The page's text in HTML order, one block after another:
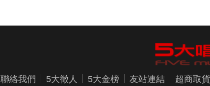
聯絡我們 5大徵人 5大金榜 友站連結 超商取貨